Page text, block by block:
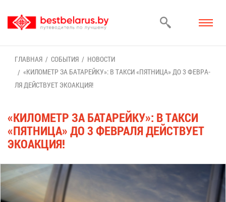
ГЛАВ­НАЯ СО­БЫ­ТИЯ
НО­ВО­СТИ
«КИ­ЛО­МЕТР ЗА БА­ТА­РЕЙ­КУ»: В ТАК­СИ «ПЯТ­НИ­ЦА» ДО 3 ФЕВ­РА­
ЛЯ ДЕЙ­СТВУ­ЕТ ЭКО­АК­ЦИЯ!
«КИ­ЛО­МЕТР ЗА БА­ТА­РЕЙ­КУ»: В ТАК­СИ
«ПЯТ­НИ­ЦА» ДО 3 ФЕВ­РА­ЛЯ ДЕЙ­СТВУ­ЕТ
ЭКО­АК­ЦИЯ!